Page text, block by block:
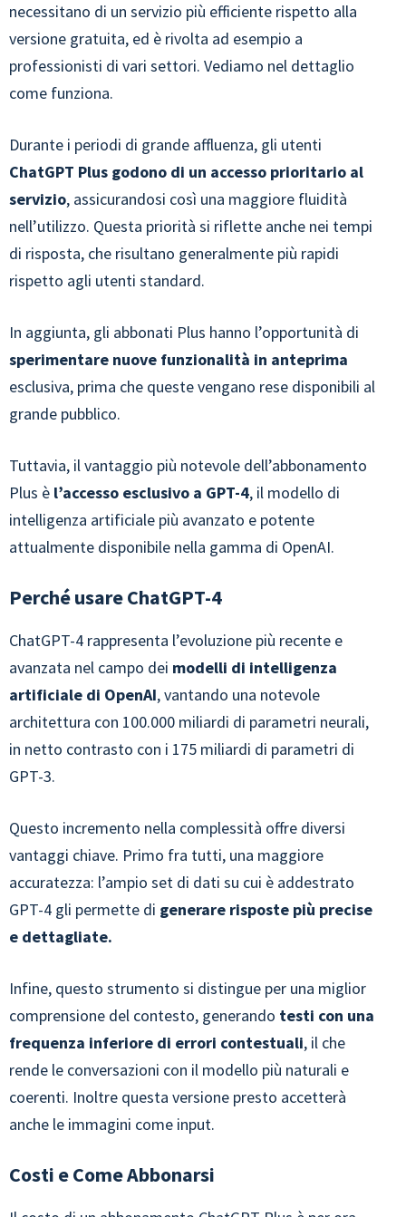
necessitano di un servizio più efficiente rispetto alla
versione gratuita, ed è rivolta ad esempio a
professionisti di vari settori. Vediamo nel dettaglio
come funziona.
Durante i periodi di grande affluenza, gli utenti
ChatGPT Plus godono di un accesso prioritario al
servizio, assicurandosi così una maggiore fluidità
nell’utilizzo. Questa priorità si riflette anche nei tempi
di risposta, che risultano generalmente più rapidi
rispetto agli utenti standard.
In aggiunta, gli abbonati Plus hanno l’opportunità di
sperimentare nuove funzionalità in anteprima
esclusiva, prima che queste vengano rese disponibili al
grande pubblico.
Tuttavia, il vantaggio più notevole dell’abbonamento
Plus è l’accesso esclusivo a GPT-4, il modello di
intelligenza artificiale più avanzato e potente
attualmente disponibile nella gamma di OpenAI.
Perché usare ChatGPT-4
ChatGPT-4 rappresenta l’evoluzione più recente e
avanzata nel campo dei modelli di intelligenza
artificiale di OpenAI, vantando una notevole
architettura con 100.000 miliardi di parametri neurali,
in netto contrasto con i 175 miliardi di parametri di
GPT-3.
Questo incremento nella complessità offre diversi
vantaggi chiave. Primo fra tutti, una maggiore
accuratezza: l’ampio set di dati su cui è addestrato
GPT-4 gli permette di generare risposte più precise
e dettagliate.
Infine, questo strumento si distingue per una miglior
comprensione del contesto, generando testi con una
frequenza inferiore di errori contestuali, il che
rende le conversazioni con il modello più naturali e
coerenti. Inoltre questa versione presto accetterà
anche le immagini come input.
Costi e Come Abbonarsi